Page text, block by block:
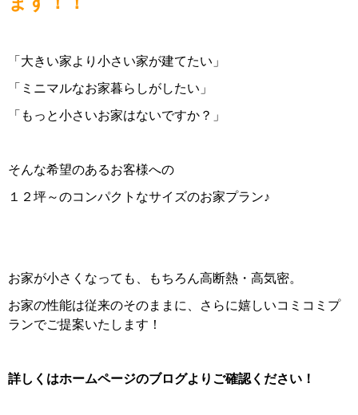
「大きい家より小さい家が建てたい」
「ミニマルなお家暮らしがしたい」
「もっと小さいお家はないですか？」
そんな希望のあるお客様への
１２坪～のコンパクトなサイズのお家プラン♪
お家が小さくなっても、もちろん高断熱・高気密。
お家の性能は従来のそのままに、さらに嬉しいコミコミプ
ランでご提案いたします！
詳しくはホームページのブログよりご確認ください！